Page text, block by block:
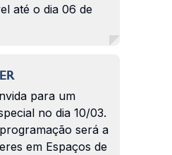
até o dia 06 de
para um
no dia 10/03.
será a
em Espaços de